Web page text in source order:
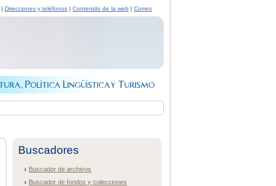
| Direcciones y teléfonos | Contenido de la web | Correo
Buscadores
Buscador de archivos
Buscador de fondos y colecciones